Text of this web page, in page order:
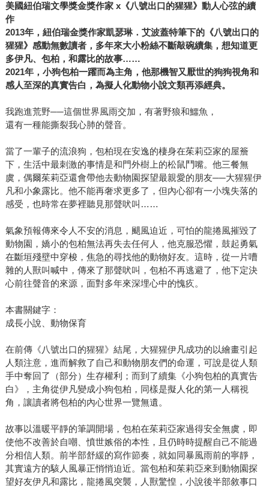
美國紐伯瑞文學獎金獎作家 x《八號出口的猩猩》動人心弦的續
作
2013年，紐伯瑞金獎作家凱瑟琳．艾波蓋特筆下的《八號出口的
猩猩》感動無數讀者，多年來大小粉絲不斷敲碗續集，想知道更
多伊凡、包柏，和露比的故事……
2021年，小狗包柏一躍而為主角，他那機智又厭世的狗狗視角和
感人至深的真實告白，為擬人化動物小說文類再添經典。
我跑進荒野──這個世界風雨交加，有著野狼和鱷魚，
還有一種能撕裂我心肺的聲音。
當了一輩子的流浪狗，包柏現在安逸的棲身在茱莉亞家的屋簷
下，生活中最刺激的事情是和門外樹上的松鼠鬥嘴。他三餐無
虞，偶爾茱莉亞還會帶他去動物園探望最親愛的朋友──大猩猩伊
凡和小象露比。他不能再奢求更多了，但內心卻有一小塊失落的
感受，也時常在夢裡聽見那聲吠叫……
氣象預報傳來令人不安的消息，颶風迫近，可怕的龍捲風摧毀了
動物園，嬌小的包柏無法再失去任何人，他克服恐懼，鼓起勇氣
在斷垣殘壁中穿梭，焦急的尋找他的動物好友。這時，從一片嘈
雜的人獸叫喊中，傳來了那聲吠叫，包柏不再逃避了，他下定決
心前往聲音的來源，面對多年來深埋心中的愧疚。
本書關鍵字：
成長小說、動物保育
在前傳《八號出口的猩猩》結尾，大猩猩伊凡成功的以繪畫引起
人類注意，進而解救了自己和動物朋友們的命運，可說是從人類
手中奪回了（部分）生存權利；而到了續集《小狗包柏的真實告
白》，主角從伊凡變成小狗包柏，同樣是擬人化的第一人稱視
角，讓讀者將包柏的內心世界一覽無遺。
故事以溫暖平靜的筆調開場，包柏在茱莉亞家過得安全無虞，即
使他不改善於自嘲、憤世嫉俗的本性，且仍時時提醒自己不能過
分相信人類。前半部舒緩的寫作節奏，就如同暴風雨前的寧靜，
其實遠方的駭人風暴正悄悄迫近。當包柏和茱莉亞來到動物園探
望好友伊凡和露比，龍捲風突襲，人獸驚惶，小說後半部敘事口